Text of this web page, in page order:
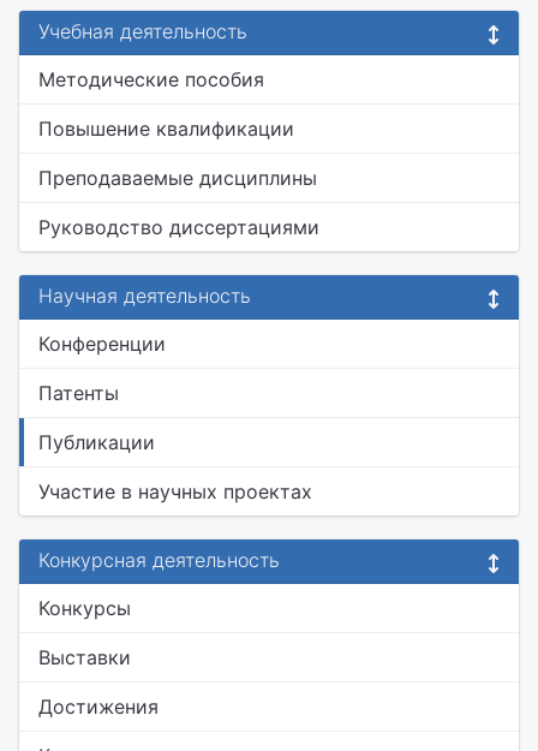
Учебная деятельность
Методические пособия
Повышение квалификации
Преподаваемые дисциплины
Руководство диссертациями
Научная деятельность
Конференции
Патенты
Публикации
Участие в научных проектах
Конкурсная деятельность
Конкурсы
Выставки
Достижения